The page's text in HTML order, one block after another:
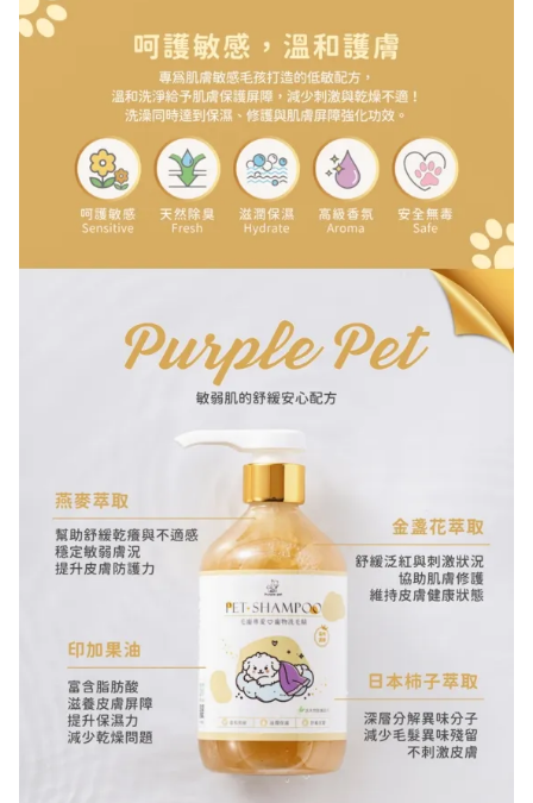
✅ 不含人工色素
✅ 不含硫酸鹽
讓毛孩享受最安全的安心沐浴時光~🐶🐱
金流優惠
滿千最高8%現金回饋｜每月指定
週五最高再疊$150。了解更多
美賣獨家！分 3 期 0